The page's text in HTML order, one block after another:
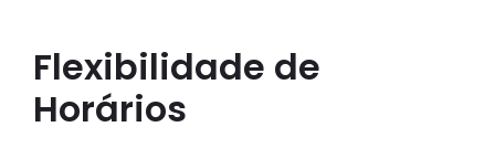
Flexibilidade de
Horários